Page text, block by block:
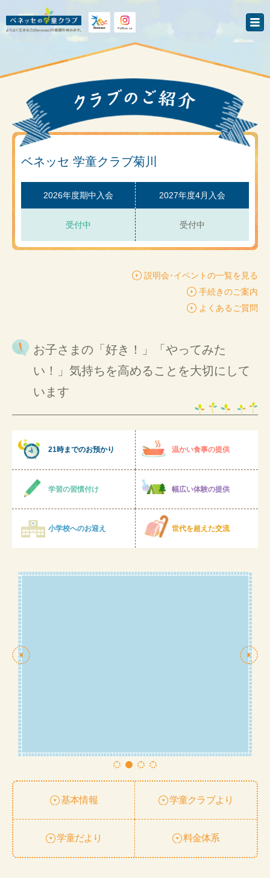
ベネッセ 学童クラブ菊川
2026年度期中入会
受付中
2027年度4月入会
受付中
説明会･イベントの一覧を見る
手続きのご案内
よくあるご質問
お子さまの「好き！」「やってみた
い！」気持ちを高めることを大切にして
います
21時までのお預かり 温かい食事の提供
学習の習慣付け 幅広い体験の提供
小学校へのお迎え 世代を超えた交流
基本情報 学童クラブより
学童だより 料金体系